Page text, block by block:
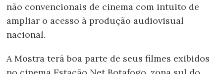
não convencionais de cinema com intuito de
ampliar o acesso à produção audiovisual
nacional.
A Mostra terá boa parte de seus filmes exibidos